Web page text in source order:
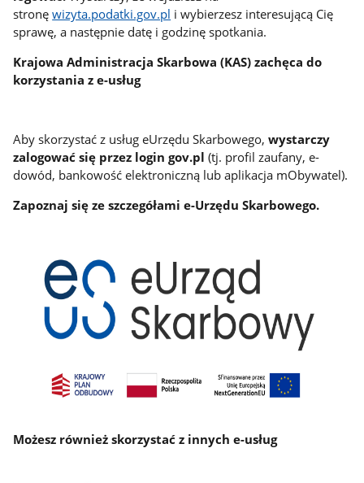
stronęwizyta.podatki.gov.pl i wybierzesz interesującą Cię
sprawę, a następnie datę i godzinę spotkania.
Krajowa Administracja Skarbowa (KAS) zachęca do
korzystania z e-usług
Aby skorzystać z usług eUrzędu Skarbowego,wystarczy
zalogować się przez login gov.pl (tj. profil zaufany, e-
dowód, bankowość elektroniczną lub aplikacja mObywatel).
Zapoznaj się ze szczegółami e-Urzędu Skarbowego.
Możesz również skorzystać z innych e-usług